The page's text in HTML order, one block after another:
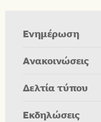
Ενημέρωση
Ανακοινώσεις
Δελτία τύπου
Εκδηλώσεις